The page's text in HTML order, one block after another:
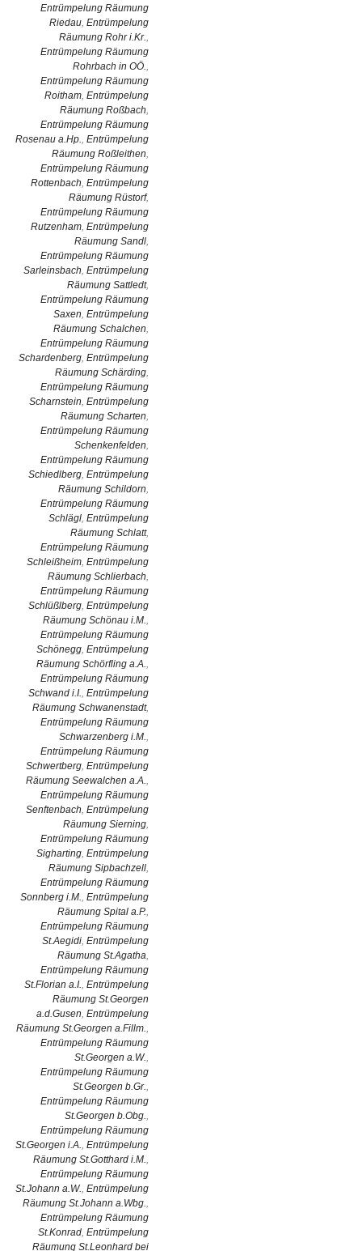
Entrümpelung Räumung
Riedau, Entrümpelung
Räumung Rohr i.Kr.,
Entrümpelung Räumung
Rohrbach in OÖ.,
Entrümpelung Räumung
Roitham, Entrümpelung
Räumung Roßbach,
Entrümpelung Räumung
Rosenau a.Hp., Entrümpelung
Räumung Roßleithen,
Entrümpelung Räumung
Rottenbach, Entrümpelung
Räumung Rüstorf,
Entrümpelung Räumung
Rutzenham, Entrümpelung
Räumung Sandl,
Entrümpelung Räumung
Sarleinsbach, Entrümpelung
Räumung Sattledt,
Entrümpelung Räumung
Saxen, Entrümpelung
Räumung Schalchen,
Entrümpelung Räumung
Schardenberg, Entrümpelung
Räumung Schärding,
Entrümpelung Räumung
Scharnstein, Entrümpelung
Räumung Scharten,
Entrümpelung Räumung
Schenkenfelden,
Entrümpelung Räumung
Schiedlberg, Entrümpelung
Räumung Schildorn,
Entrümpelung Räumung
Schlägl, Entrümpelung
Räumung Schlatt,
Entrümpelung Räumung
Schleißheim, Entrümpelung
Räumung Schlierbach,
Entrümpelung Räumung
Schlüßlberg, Entrümpelung
Räumung Schönau i.M.,
Entrümpelung Räumung
Schönegg, Entrümpelung
Räumung Schörfling a.A.,
Entrümpelung Räumung
Schwand i.I., Entrümpelung
Räumung Schwanenstadt,
Entrümpelung Räumung
Schwarzenberg i.M.,
Entrümpelung Räumung
Schwertberg, Entrümpelung
Räumung Seewalchen a.A.,
Entrümpelung Räumung
Senftenbach, Entrümpelung
Räumung Sierning,
Entrümpelung Räumung
Sigharting, Entrümpelung
Räumung Sipbachzell,
Entrümpelung Räumung
Sonnberg i.M., Entrümpelung
Räumung Spital a.P.,
Entrümpelung Räumung
St.Aegidi, Entrümpelung
Räumung St.Agatha,
Entrümpelung Räumung
St.Florian a.I., Entrümpelung
Räumung St.Georgen
a.d.Gusen, Entrümpelung
Räumung St.Georgen a.Fillm.,
Entrümpelung Räumung
St.Georgen a.W.,
Entrümpelung Räumung
St.Georgen b.Gr.,
Entrümpelung Räumung
St.Georgen b.Obg.,
Entrümpelung Räumung
St.Georgen i.A., Entrümpelung
Räumung St.Gotthard i.M.,
Entrümpelung Räumung
St.Johann a.W., Entrümpelung
Räumung St.Johann a.Wbg.,
Entrümpelung Räumung
St.Konrad, Entrümpelung
Räumung St.Leonhard bei